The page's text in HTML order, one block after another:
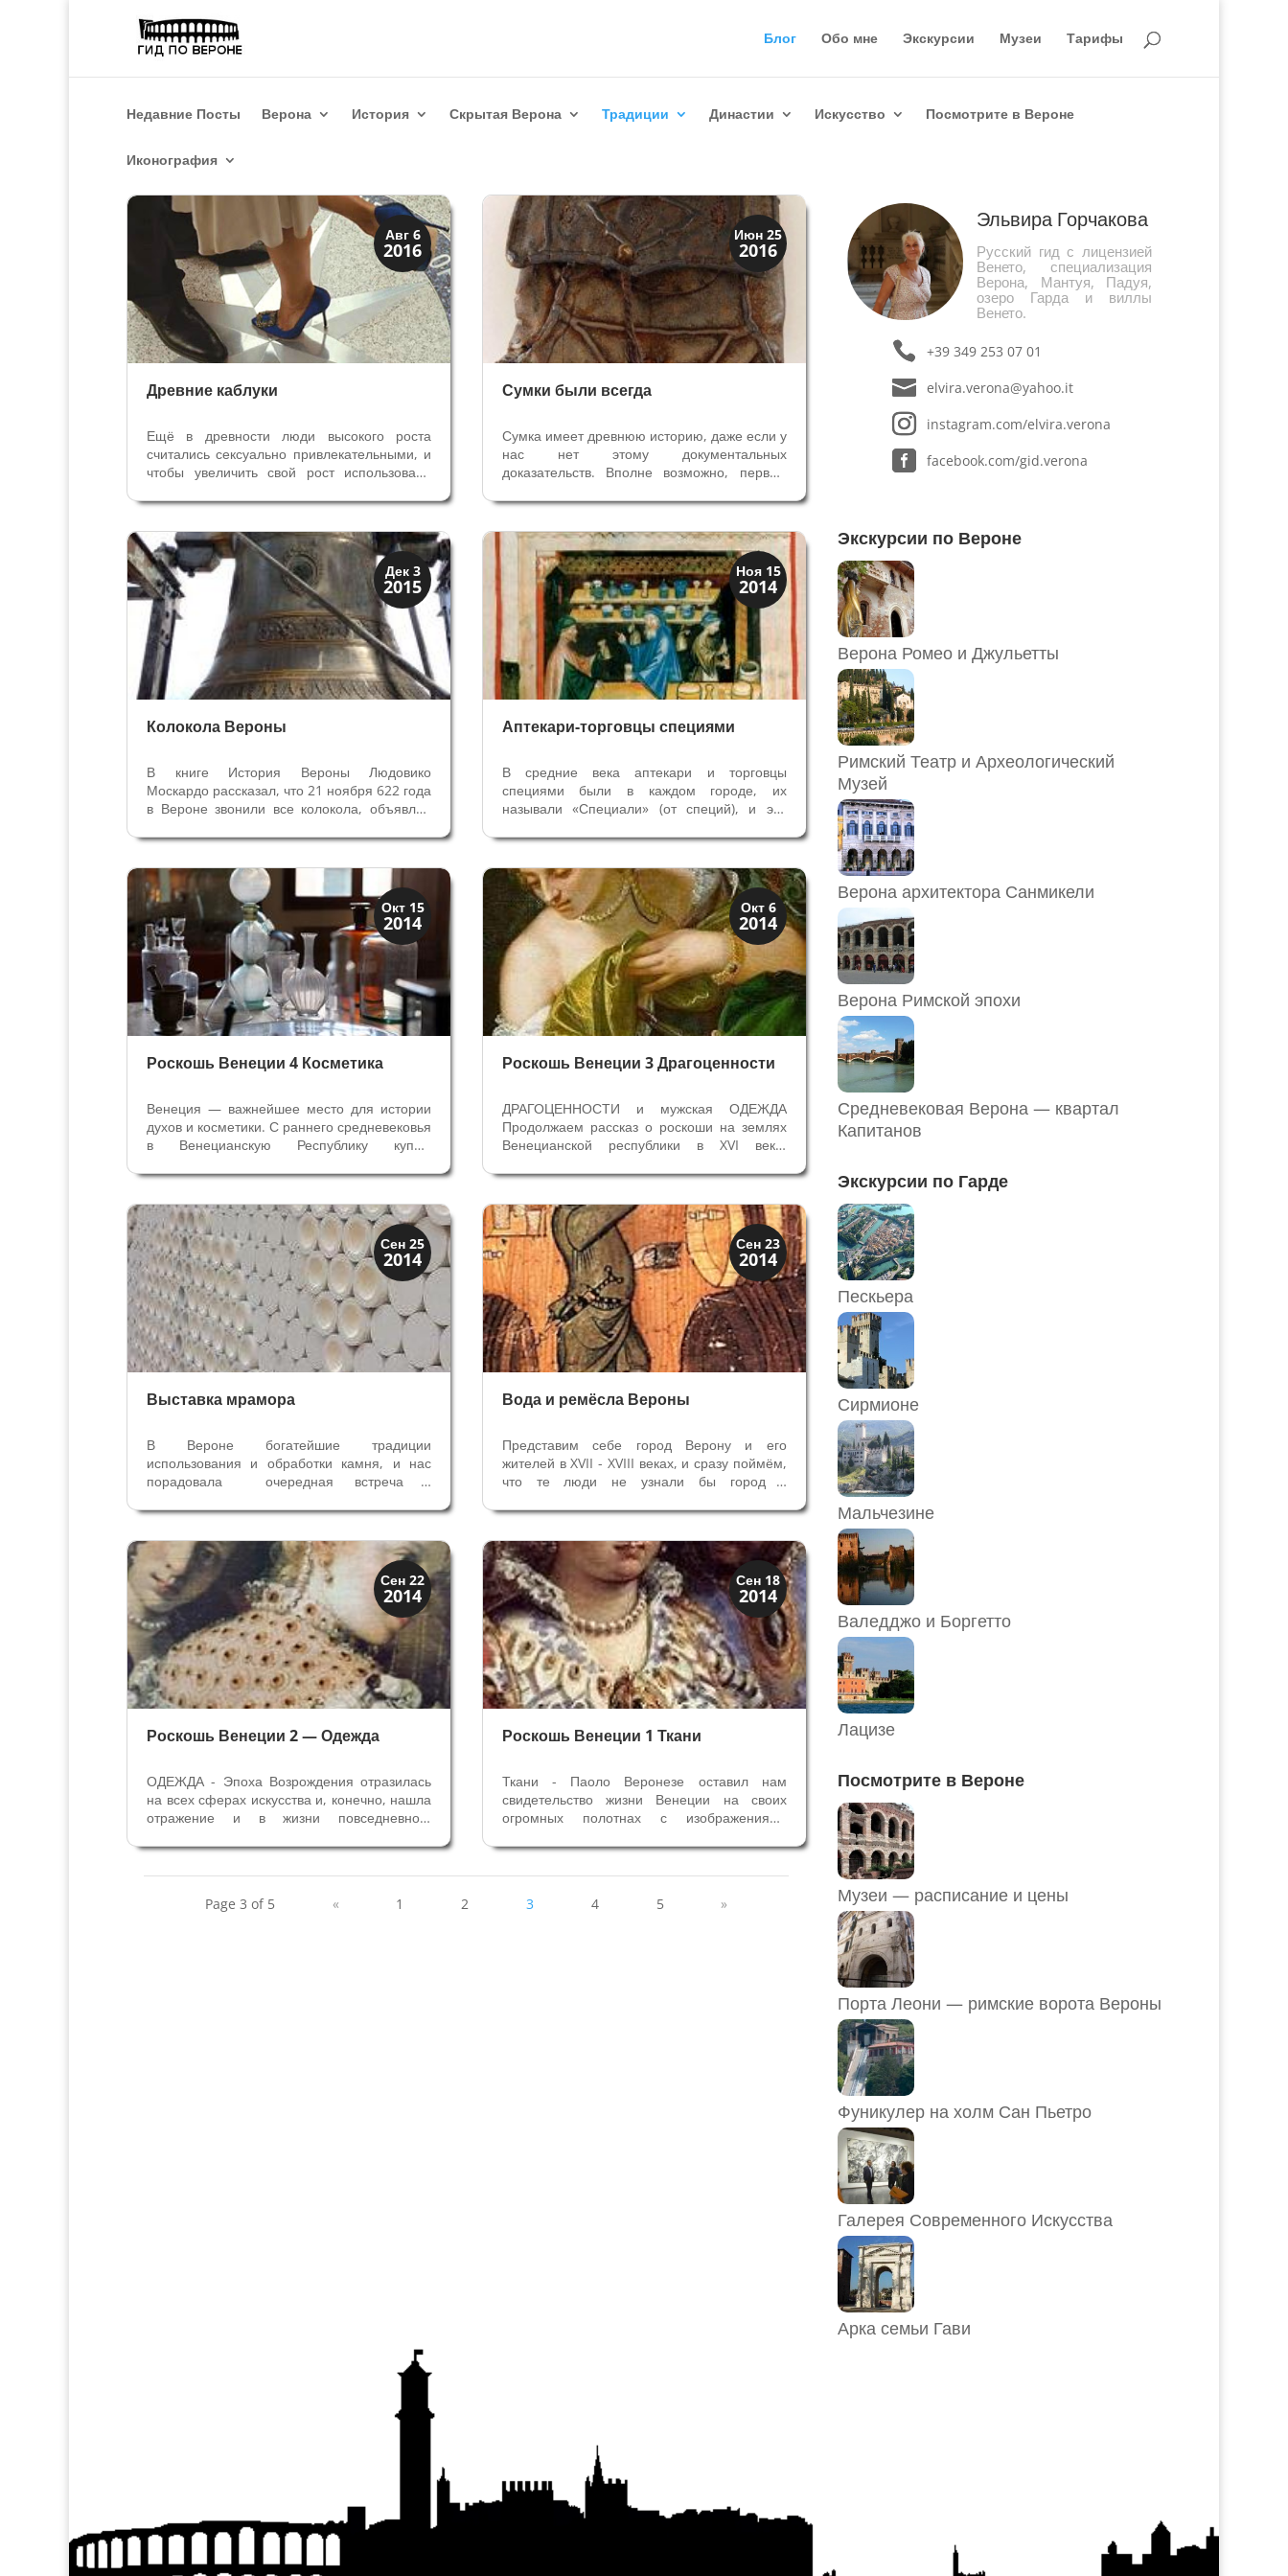
Блог Обо мне Экскурсии Музеи Тарифы
Недавние Посты Верона История Скрытая Верона Традиции Династии Искусство Посмотрите в Вероне
Иконография
Авг 6
2016
Мода и ремесла
Традиции
Древние каблуки
Ещё в древности люди высокого роста
считались сексуально привлекательными, и
чтобы увеличить свой рост использовали
Греции актеры (исключительно мужчины) и
гетеры использовали котурны — сандали на
высокой подошве для увеличения...
Дек 3
2015
Мода и ремесла
Традиции
Колокола Вероны
В книге История Вероны Людовико
Москардо рассказал, что 21 ноября 622 года
в Вероне звонили все колокола, объявляя
который был почитаем и уважаем всеми
верующими. К этой эпохе относится
«грозовой» колокол Дель Фигар , который...
Окт 15
2014
Мода и ремесла
Традиции
Роскошь Венеции 4 Косметика
Венеция — важнейшее место для истории
духов и косметики. С раннего средневековья
в Венецианскую Республику купцы
заморские технологии и секреты
производства. В истории косметики Венеции
важен 1071 год, когда дож Доменико...
Сен 25
2014
Мода и ремесла
Традиции
Выставка мрамора
В Вероне богатейшие традиции
использования и обработки камня, и нас
порадовала очередная встреча с
мрамора, гранита и камня Marmomacc
установлены экспонаты из мрамора.
Обработанный камень...
Сен 22
2014
Мода и ремесла
Традиции
Роскошь Венеции 2 — Одежда
ОДЕЖДА - Эпоха Возрождения отразилась
на всех сферах искусства и, конечно, нашла
отражение и в жизни повседневной,
В начале XVI века одежда становится более
пышной и объёмной. Вышли из моды
Июн 25
2016
Мода и ремесла
Традиции
Сумки были всегда
Сумка имеет древнюю историю, даже если у
нас нет этому документальных
доказательств. Вполне возможно, первые
деньгами и необходимостью их хранить и
переносить. В античной Греции для
хранения монет использовали кожаные
мешочки, поэтому...
Ноя 15
2014
Мода и ремесла
Традиции
Аптекари-торговцы специями
В средние века аптекари и торговцы
специями были в каждом городе, их
называли «Специали» (от специй), и эти
Корпорацию Торговцев. В 1409 году здесь
же были и ремесленники - производители
сумок и отдельно от них те, кто шил
перчатки....
Окт 6
2014
Мода и ремесла
Традиции
Роскошь Венеции 3 Драгоценности
ДРАГОЦЕННОСТИ и мужская ОДЕЖДА
Продолжаем рассказ о роскоши на землях
Венецианской республики в XVI веке,
выставке Паоло Веронезе в Вероне. После
рассказа о тканях и капризной женской моде
настала очередь поговорить о мужской...
Сен 23
2014
Мода и ремесла
Традиции
Вода и ремёсла Вероны
Представим себе город Верону и его
жителей в XVII - XVIII веках, и сразу поймём,
что те люди не узнали бы город в
теперь. Во многом благодаря реке Адидже,
в XII веке и цветущей столицей...
Сен 18
2014
Мода и ремесла
Традиции
Роскошь Венеции 1 Ткани
Ткани - Паоло Веронезе оставил нам
свидетельство жизни Венеции на своих
огромных полотнах с изображениями
пиров. Он - «изобретатель» таких картин,
первым наполнил религиозные сюжеты
персонажей и...
Page 3 of 5 « 1 2 3 4 5 »
Эльвира Горчакова
Русский гид с лицензией
Венето, специализация
Верона, Мантуя, Падуя,
озеро Гарда и виллы
Венето.
+39 349 253 07 01
elvira.verona@yahoo.it
instagram.com/elvira.verona
facebook.com/gid.verona
Экскурсии по Вероне
Верона Ромео и Джульетты
Римский Театр и Археологический
Музей
Верона архитектора Санмикели
Верона Римской эпохи
Средневековая Верона — квартал
Капитанов
Экскурсии по Гарде
Пескьера
Сирмионе
Мальчезине
Валедджо и Боргетто
Лацизе
Посмотрите в Вероне
Музеи — расписание и цены
Порта Леони — римские ворота Вероны
Фуникулер на холм Сан Пьетро
Галерея Современного Искусства
Арка семьи Гави